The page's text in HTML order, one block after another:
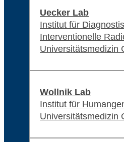
Uecker Lab
Institut für
Interventionelle
Universitätsmedizin
Wollnik Lab
Institut für
Universitätsmedizin